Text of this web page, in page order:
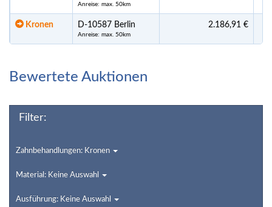
Anreise: max. 50km
Kronen D-10587 Berlin
Anreise: max. 50km
2.186,91 €
Bewertete Auktionen
Filter:
Zahnbehandlungen: Kronen
Material: Keine Auswahl
Ausführung: Keine Auswahl